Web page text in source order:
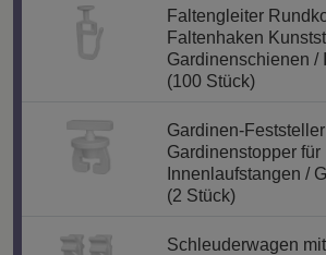
Faltengleiter
Faltenhaken
Gardinenschienen /
(100 Stück)
Gardinen-
Gardinenstopper für
Innenlaufstangen /
(2 Stück)
Schleuderwagen